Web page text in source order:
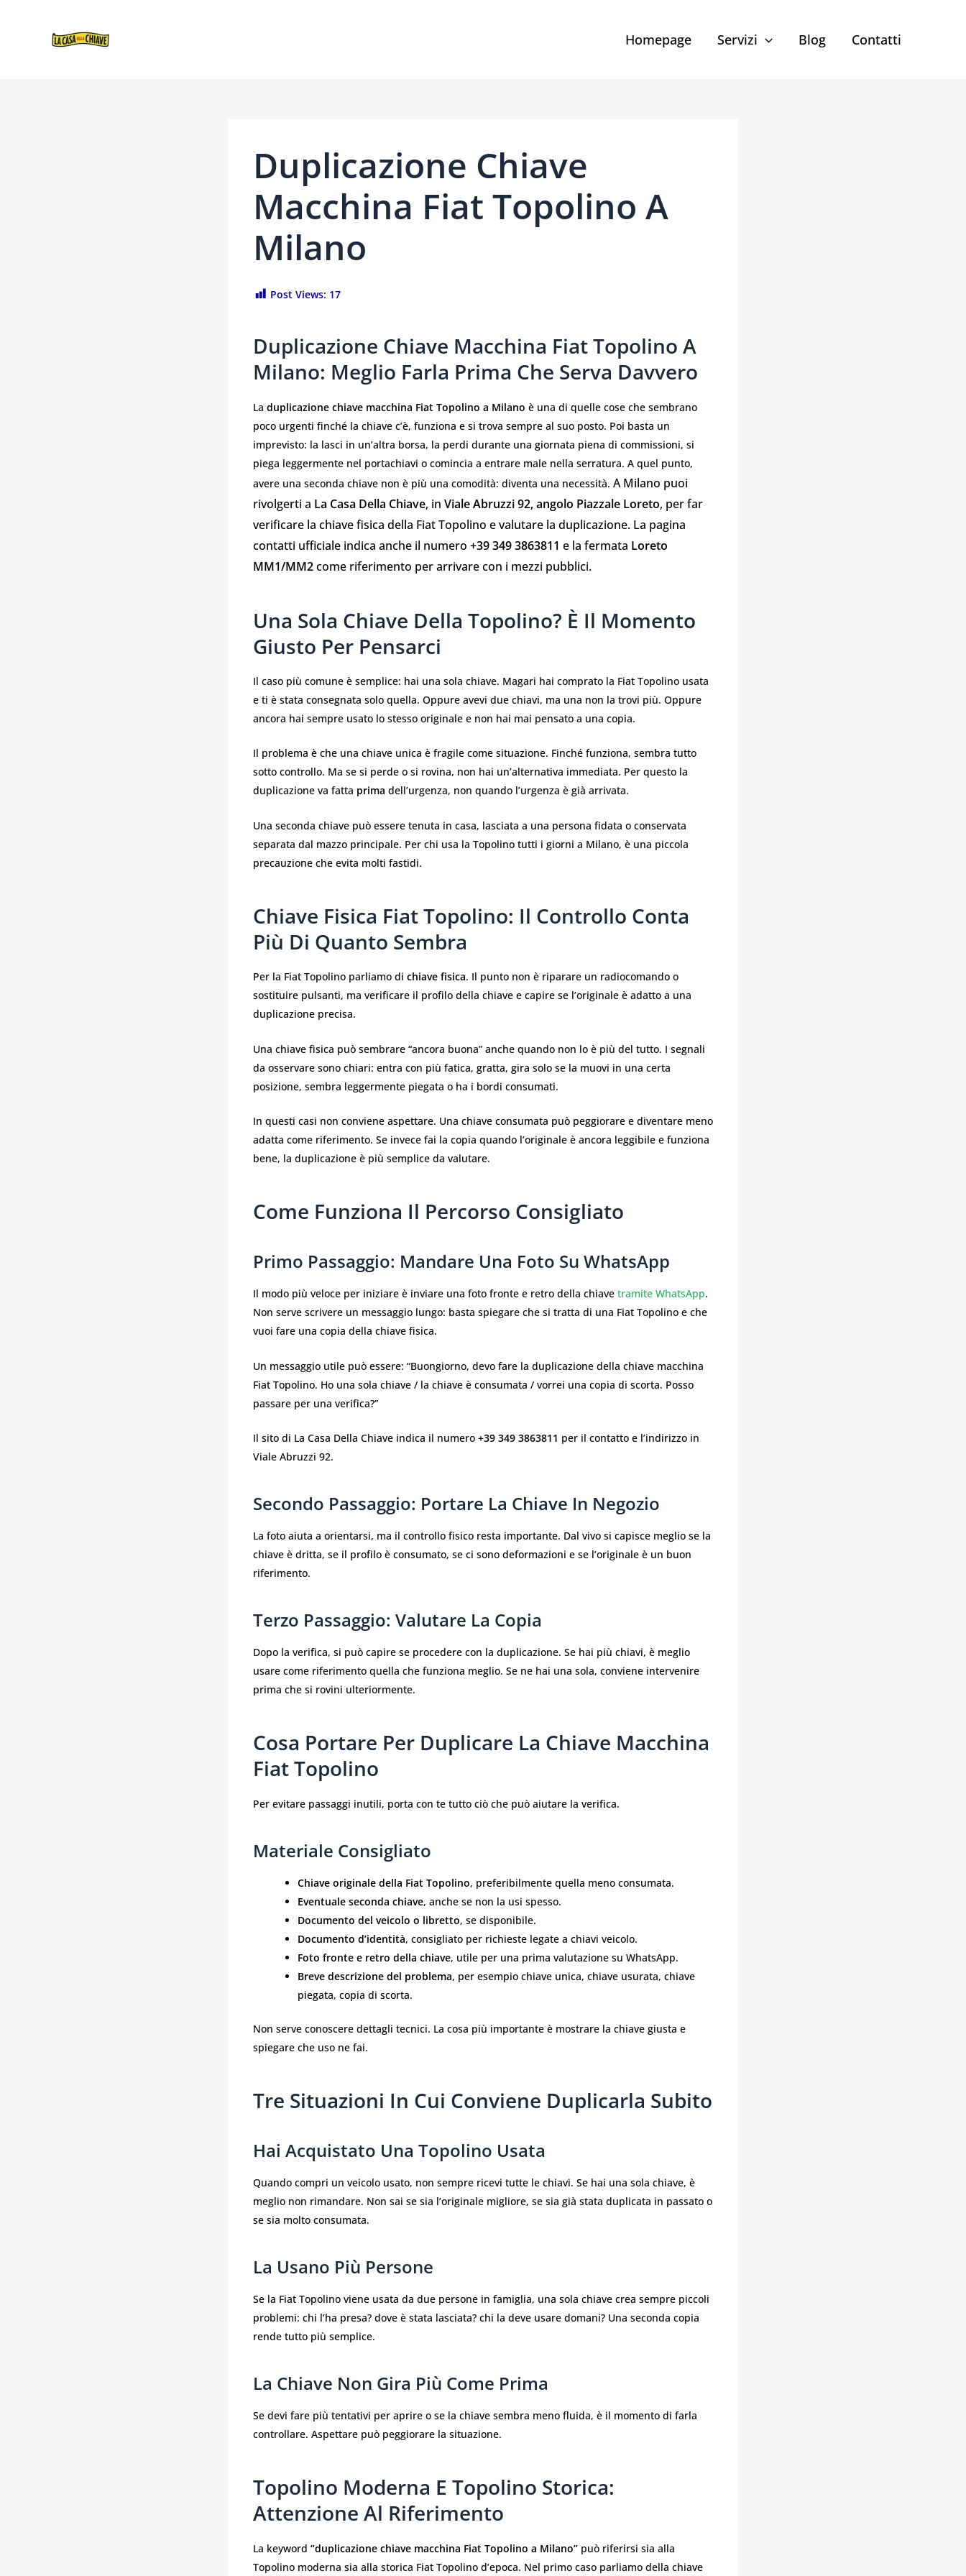
CONTENUTO
Homepage Servizi Blog Contatti
Duplicazione Chiave
Macchina Fiat Topolino A
Milano
Post Views: 17
Duplicazione Chiave Macchina Fiat Topolino A
Milano: Meglio Farla Prima Che Serva Davvero
La duplicazione chiave macchina Fiat Topolino a Milano è una di quelle cose che sembrano
poco urgenti finché la chiave c’è, funziona e si trova sempre al suo posto. Poi basta un
imprevisto: la lasci in un’altra borsa, la perdi durante una giornata piena di commissioni, si
piega leggermente nel portachiavi o comincia a entrare male nella serratura. A quel punto,
avere una seconda chiave non è più una comodità: diventa una necessità. A Milano puoi
rivolgerti a La Casa Della Chiave, in Viale Abruzzi 92, angolo Piazzale Loreto, per far
verificare la chiave fisica della Fiat Topolino e valutare la duplicazione. La pagina
contatti ufficiale indica anche il numero +39 349 3863811 e la fermata Loreto
MM1/MM2come riferimento per arrivare con i mezzi pubblici.
Una Sola Chiave Della Topolino? È Il Momento
Giusto Per Pensarci
Il caso più comune è semplice: hai una sola chiave. Magari hai comprato la Fiat Topolino usata
e ti è stata consegnata solo quella. Oppure avevi due chiavi, ma una non la trovi più. Oppure
ancora hai sempre usato lo stesso originale e non hai mai pensato a una copia.
Il problema è che una chiave unica è fragile come situazione. Finché funziona, sembra tutto
sotto controllo. Ma se si perde o si rovina, non hai un’alternativa immediata. Per questo la
duplicazione va fatta prima dell’urgenza, non quando l’urgenza è già arrivata.
Una seconda chiave può essere tenuta in casa, lasciata a una persona fidata o conservata
separata dal mazzo principale. Per chi usa la Topolino tutti i giorni a Milano, è una piccola
precauzione che evita molti fastidi.
Chiave Fisica Fiat Topolino: Il Controllo Conta
Più Di Quanto Sembra
Per la Fiat Topolino parliamo di chiave fisica. Il punto non è riparare un radiocomando o
sostituire pulsanti, ma verificare il profilo della chiave e capire se l’originale è adatto a una
duplicazione precisa.
Una chiave fisica può sembrare “ancora buona” anche quando non lo è più del tutto. I segnali
da osservare sono chiari: entra con più fatica, gratta, gira solo se la muovi in una certa
posizione, sembra leggermente piegata o ha i bordi consumati.
In questi casi non conviene aspettare. Una chiave consumata può peggiorare e diventare meno
adatta come riferimento. Se invece fai la copia quando l’originale è ancora leggibile e funziona
bene, la duplicazione è più semplice da valutare.
Come Funziona Il Percorso Consigliato
Primo Passaggio: Mandare Una Foto Su WhatsApp
Il modo più veloce per iniziare è inviare una foto fronte e retro della chiave tramite WhatsApp.
Non serve scrivere un messaggio lungo: basta spiegare che si tratta di una Fiat Topolino e che
vuoi fare una copia della chiave fisica.
Un messaggio utile può essere: “Buongiorno, devo fare la duplicazione della chiave macchina
Fiat Topolino. Ho una sola chiave / la chiave è consumata / vorrei una copia di scorta. Posso
passare per una verifica?”
Il sito di La Casa Della Chiave indica il numero +39 349 3863811 per il contatto e l’indirizzo in
Viale Abruzzi 92.
Secondo Passaggio: Portare La Chiave In Negozio
La foto aiuta a orientarsi, ma il controllo fisico resta importante. Dal vivo si capisce meglio se la
chiave è dritta, se il profilo è consumato, se ci sono deformazioni e se l’originale è un buon
riferimento.
Terzo Passaggio: Valutare La Copia
Dopo la verifica, si può capire se procedere con la duplicazione. Se hai più chiavi, è meglio
usare come riferimento quella che funziona meglio. Se ne hai una sola, conviene intervenire
prima che si rovini ulteriormente.
Cosa Portare Per Duplicare La Chiave Macchina
Fiat Topolino
Per evitare passaggi inutili, porta con te tutto ciò che può aiutare la verifica.
Materiale Consigliato
Chiave originale della Fiat Topolino, preferibilmente quella meno consumata.
Eventuale seconda chiave, anche se non la usi spesso.
Documento del veicolo o libretto, se disponibile.
Documento d’identità, consigliato per richieste legate a chiavi veicolo.
Foto fronte e retro della chiave, utile per una prima valutazione su WhatsApp.
Breve descrizione del problema, per esempio chiave unica, chiave usurata, chiave
piegata, copia di scorta.
Non serve conoscere dettagli tecnici. La cosa più importante è mostrare la chiave giusta e
spiegare che uso ne fai.
Tre Situazioni In Cui Conviene Duplicarla Subito
Hai Acquistato Una Topolino Usata
Quando compri un veicolo usato, non sempre ricevi tutte le chiavi. Se hai una sola chiave, è
meglio non rimandare. Non sai se sia l’originale migliore, se sia già stata duplicata in passato o
se sia molto consumata.
La Usano Più Persone
Se la Fiat Topolino viene usata da due persone in famiglia, una sola chiave crea sempre piccoli
problemi: chi l’ha presa? dove è stata lasciata? chi la deve usare domani? Una seconda copia
rende tutto più semplice.
La Chiave Non Gira Più Come Prima
Se devi fare più tentativi per aprire o se la chiave sembra meno fluida, è il momento di farla
controllare. Aspettare può peggiorare la situazione.
Topolino Moderna E Topolino Storica:
Attenzione Al Riferimento
La keyword “duplicazione chiave macchina Fiat Topolino a Milano” può riferirsi sia alla
Topolino moderna sia alla storica Fiat Topolino d’epoca. Nel primo caso parliamo della chiave